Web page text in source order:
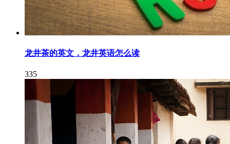
龙井茶的英文，龙井英语怎么读
335